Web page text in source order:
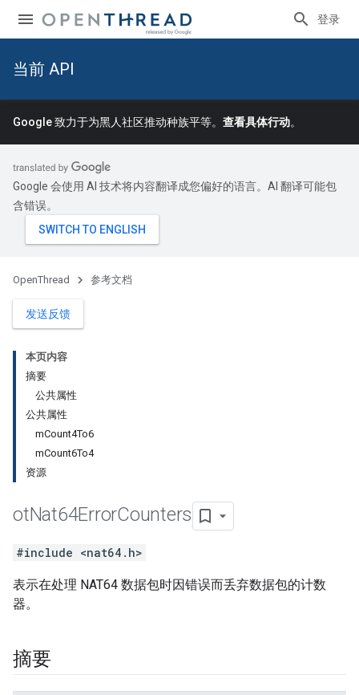
登录
当前 API
Google 致力于为黑人社区推动种族平等。 查看具体行动。
Google 会使用 AI 技术将内容翻译成您偏好的语言。AI 翻译可能包
含错误。
OpenThread 参考文档
发送反馈
本页内容
摘要
公共属性
公共属性
mCount4To6
mCount6To4
资源
otNat64ErrorCounters
#include <nat64.h>
表示在处理 NAT64 数据包时因错误而丢弃数据包的计数
器。
摘要